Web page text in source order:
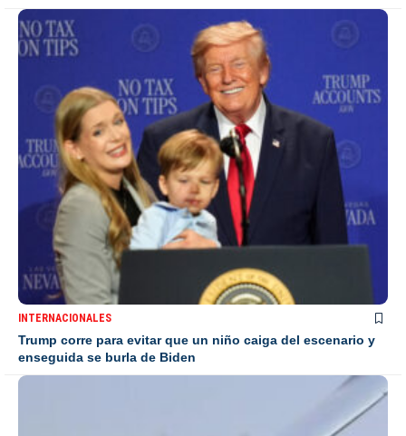
INTERNACIONALES
Trump corre para evitar que un niño caiga del escenario y
enseguida se burla de Biden